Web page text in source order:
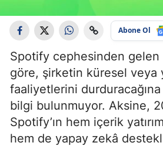
Abone Ol
Spotify cephesinden gelen
göre, şirketin küresel veya
faaliyetlerini
bilgi bulunmuyor. Aksine,
Spotify’ın hem içerik
hem de yapay zekâ